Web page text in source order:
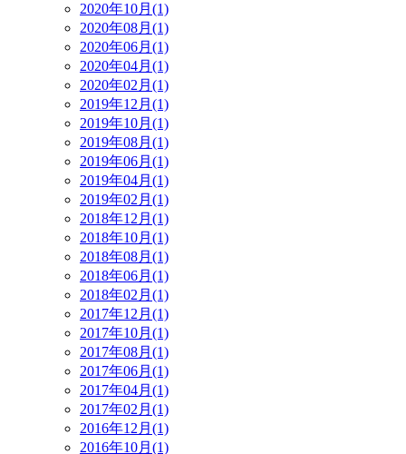
2020年10月(1)
2020年08月(1)
2020年06月(1)
2020年04月(1)
2020年02月(1)
2019年12月(1)
2019年10月(1)
2019年08月(1)
2019年06月(1)
2019年04月(1)
2019年02月(1)
2018年12月(1)
2018年10月(1)
2018年08月(1)
2018年06月(1)
2018年02月(1)
2017年12月(1)
2017年10月(1)
2017年08月(1)
2017年06月(1)
2017年04月(1)
2017年02月(1)
2016年12月(1)
2016年10月(1)